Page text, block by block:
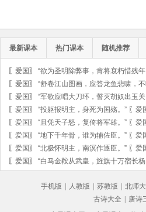
最新课本 热门课本 随机推荐
〖 爱国 〗 “欲为圣明除弊事，肯将衰朽惜残年
〖 爱国 〗 “舒卷江山图画，应答龙鱼悲啸，
〖 爱国 〗 “军歌应唱大刀环，誓灭胡奴出玉关
〖 爱国 〗 “投躯报明主，身死为国殇。” 〖 爱
〖 爱国 〗 “且凭天子怒，复倚将军雄。” 〖 爱
〖 爱国 〗 “地下千年骨，谁为辅佐臣。” 〖 爱
〖 爱国 〗 “北极怀明主，南溟作逐臣。” 〖 爱
〖 爱国 〗 “白马金鞍从武皇，旌旗十万宿长杨
手机版 人教版 苏教版 北师
古诗大全
唐诗